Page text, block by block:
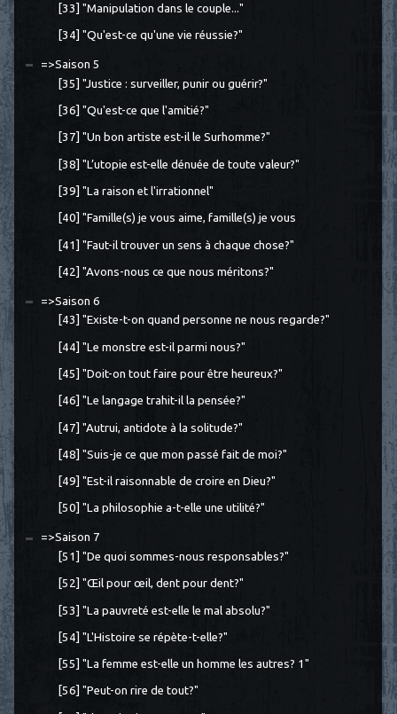
[33] "Manipulation dans le couple..."
[34] "Qu'est-ce qu'une vie réussie?"
=>Saison 5
[35] "Justice : surveiller, punir ou guérir?"
[36] "Qu'est-ce que l'amitié?"
[37] "Un bon artiste est-il le Surhomme?"
[38] "L’utopie est-elle dénuée de toute valeur?"
[39] "La raison et l'irrationnel"
[40] "Famille(s) je vous aime, famille(s) je vous
[41] "Faut-il trouver un sens à chaque chose?"
[42] "Avons-nous ce que nous méritons?"
=>Saison 6
[43] "Existe-t-on quand personne ne nous regarde?"
[44] "Le monstre est-il parmi nous?"
[45] "Doit-on tout faire pour être heureux?"
[46] "Le langage trahit-il la pensée?"
[47] "Autrui, antidote à la solitude?"
[48] "Suis-je ce que mon passé fait de moi?"
[49] "Est-il raisonnable de croire en Dieu?"
[50] "La philosophie a-t-elle une utilité?"
=>Saison 7
[51] "De quoi sommes-nous responsables?"
[52] "Œil pour œil, dent pour dent?"
[53] "La pauvreté est-elle le mal absolu?"
[54] "L'Histoire se répète-t-elle?"
[55] "La femme est-elle un homme les autres? 1"
[56] "Peut-on rire de tout?"